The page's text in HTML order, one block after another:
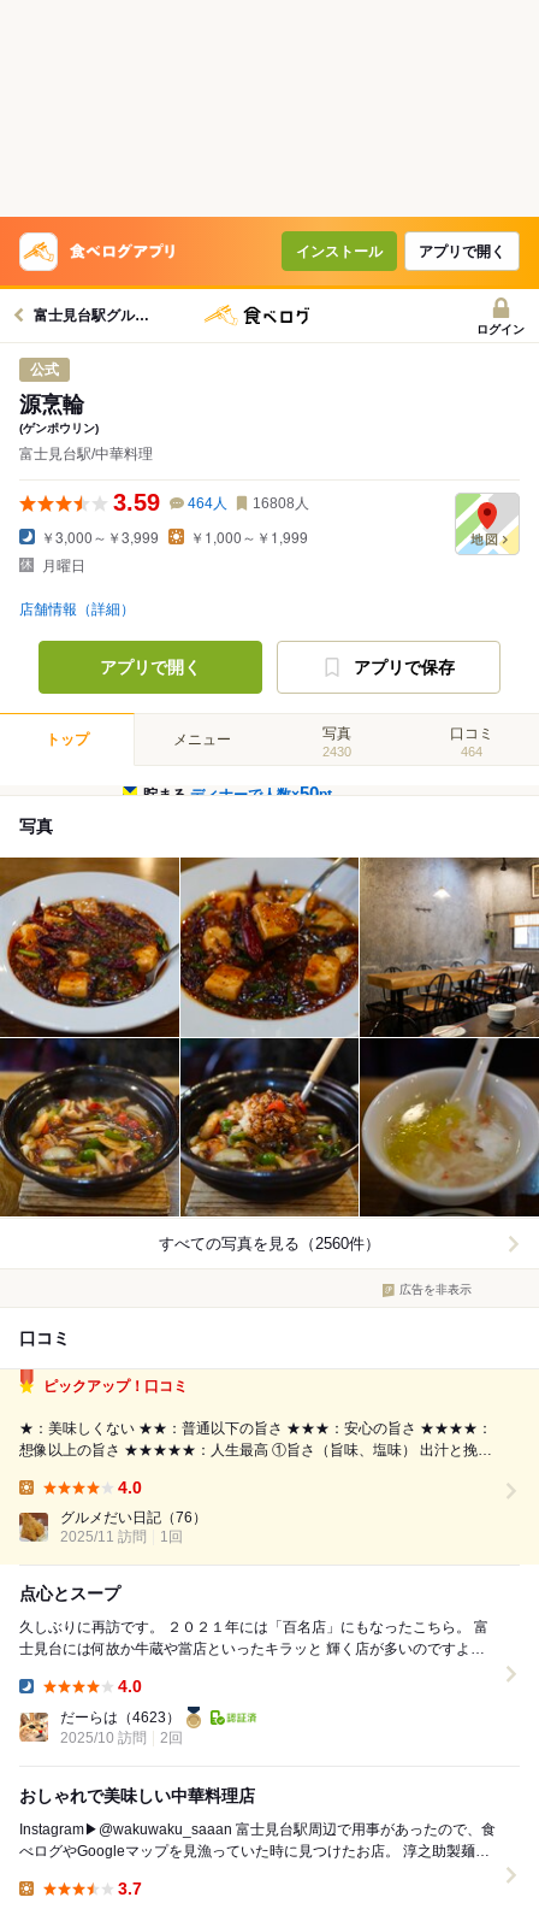
インストール アプリで開く
富士見台駅グルメへ
ログイン
公式
源烹輪
(ゲンポウリン)
富士見台駅/中華料理
3.59 464人 16808 人
￥3,000～￥3,999
￥1,000～￥1,999
月曜日
店舗情報（詳細）
アプリで開く アプリで保存
トップ メニュー 写真
2430
口コミ
464
貯まるディナーで人数×50pt
写真
すべての写真を見る（2560件）
広告を非表示
口コミ
ピックアップ！口コミ
★：美味しくない ★★：普通以下の旨さ ★★★：安心の旨さ ★★★★：
想像以上の旨さ ★★★★★：人生最高 ①旨さ（旨味、塩味） 出汁と挽き
飯が進む。スープはカニカマが入っており、塩味は少し強め。 ②味の特
徴（甘味、...
4.0
グルメだい日記 （76）
2025/11 訪問
1回
点心とスープ
久しぶりに再訪です。 ２０２１年には「百名店」にもなったこちら。 富
士見台には何故か牛蔵や當店といったキラッと 輝く店が多いのですよね
4.0
だーらは （4623）
2025/10 訪問
2回
おしゃれで美味しい中華料理店
Instagram▶︎@wakuwaku_saaan 富士見台駅周辺で用事があったので、食
べログやGoogleマップを見漁っていた時に見つけたお店。 淳之助製麺所
3.7